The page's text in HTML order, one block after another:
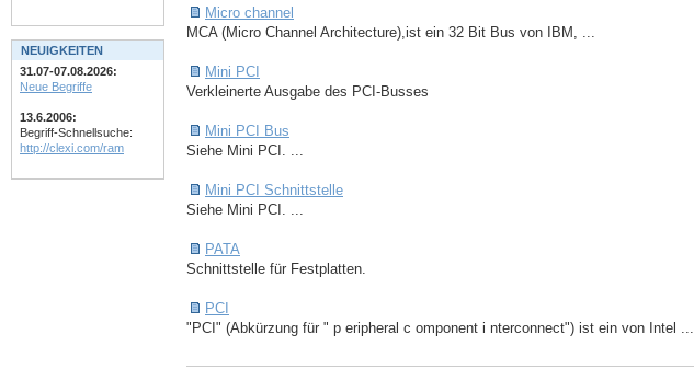
Micro channel
MCA (Micro Channel Architecture),ist ein 32 Bit Bus von IBM, ...
Mini PCI
Verkleinerte Ausgabe des PCI-Busses
Mini PCI Bus
Siehe Mini PCI. ...
Mini PCI Schnittstelle
Siehe Mini PCI. ...
PATA
Schnittstelle für Festplatten.
PCI
"PCI" (Abkürzung für " p eripheral c omponent i nterconnect") ist ein von Intel ...
NEUIGKEITEN
31.07-07.08.2026:
Neue Begriffe
13.6.2006:
Begriff-Schnellsuche:
http://clexi.com/ram